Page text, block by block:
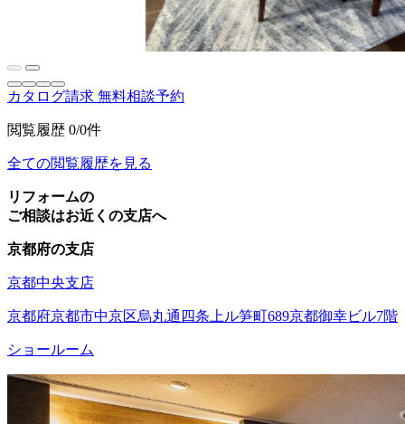
カタログ請求 無料相談予約
閲覧履歴 0/0件
全ての閲覧履歴を見る
リフォームの
ご相談はお近くの支店へ
京都府の支店
京都中央支店
京都府京都市中京区烏丸通四条上ル笋町689京都御幸ビル7階
ショールーム